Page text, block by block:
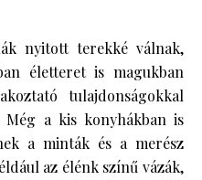
nyitott terekké válnak,
életteret is magukban
tulajdonságokkal
a kis konyhákban is
a minták és a merész
az élénk színű vázák,